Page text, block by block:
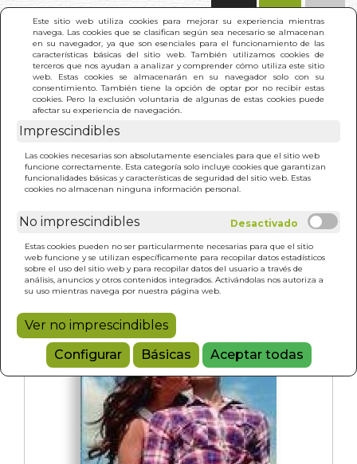
Este sitio web utiliza cookies para mejorar su experiencia mientras
navega. Las cookies que se clasifican según sea necesario se almacenan
en su navegador, ya que son esenciales para el funcionamiento de las
características básicas del sitio web. También utilizamos cookies de
terceros que nos ayudan a analizar y comprender cómo utiliza este sitio
web. Estas cookies se almacenarán en su navegador solo con su
consentimiento. También tiene la opción de optar por no recibir estas
cookies. Pero la exclusión voluntaria de algunas de estas cookies puede
afectar su experiencia de navegación.
Imprescindibles
Las cookies necesarias son absolutamente esenciales para que el sitio web
funcione correctamente. Esta categoría solo incluye cookies que garantizan
funcionalidades básicas y características de seguridad del sitio web. Estas
cookies no almacenan ninguna información personal.
No imprescindibles
Estas cookies pueden no ser particularmente necesarias para que el sitio
web funcione y se utilizan específicamente para recopilar datos estadísticos
sobre el uso del sitio web y para recopilar datos del usuario a través de
análisis, anuncios y otros contenidos integrados. Activándolas nos autoriza a
su uso mientras navega por nuestra página web.
Ver no imprescindibles
Configurar
Básicas Aceptar todas
INICIO > ME ENAMORE DE UN IMBECIL